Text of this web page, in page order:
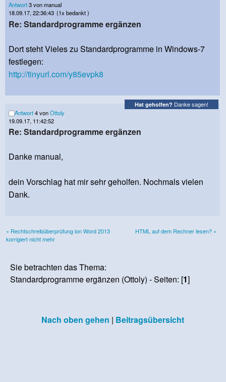
Antwort3 von manual
18.09.17, 22:36:43 (1x bedankt )
Re: Standardprogramme ergänzen
Dort steht Vieles zu Standardprogramme in Windows-7
festlegen:
http://tinyurl.com/y85evpk8
Hat geholfen? Danke sagen!
Antwort4 vonOttoly
19.09.17, 11:42:52
Re: Standardprogramme ergänzen
Danke manual,
dein Vorschlag hat mir sehr geholfen. Nochmals vielen
Dank.
« Rechtschreibüberprüfung ion Word 2013
korrigiert nicht mehr
HTML auf dem Rechner lesen? »
Sie betrachten das Thema:
Standardprogramme ergänzen (Ottoly) - Seiten: [1]
Nach oben gehen | Beitragsübersicht